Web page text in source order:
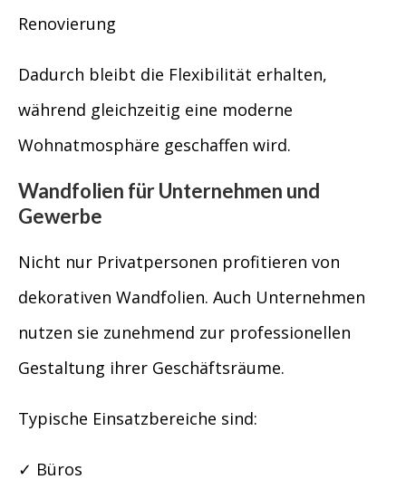
Renovierung
Dadurch bleibt die Flexibilität erhalten,
während gleichzeitig eine moderne
Wohnatmosphäre geschaffen wird.
Wandfolien für Unternehmen und
Gewerbe
Nicht nur Privatpersonen profitieren von
dekorativen Wandfolien. Auch Unternehmen
nutzen sie zunehmend zur professionellen
Gestaltung ihrer Geschäftsräume.
Typische Einsatzbereiche sind:
✓ Büros